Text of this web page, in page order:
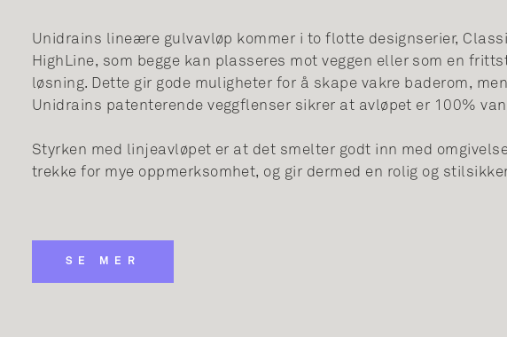
Unidrains lineære gulvavløp kommer i to flotte designserier,
HighLine, som begge kan plasseres mot veggen eller som en
løsning. Dette gir gode muligheter for å skape vakre baderom,
Unidrains patenterende veggflenser sikrer at avløpet er 100%
Styrken med linjeavløpet er at det smelter godt inn med
trekke for mye oppmerksomhet, og gir dermed en rolig og
SE MER